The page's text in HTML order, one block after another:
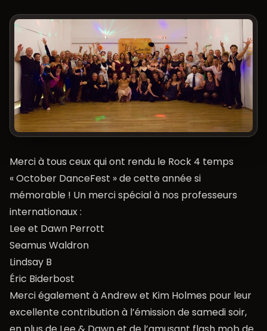
Merci à tous ceux qui ont rendu le Rock 4 temps
«October DanceFest » de cette année si
mémorable ! Un merci spécial à nos professeurs
internationaux :
Lee et Dawn Perrott
Seamus Waldron
Lindsay B
Éric Biderbost
Merci également à Andrew et Kim Holmes pour leur
excellente contribution à l’émission de samedi soir,